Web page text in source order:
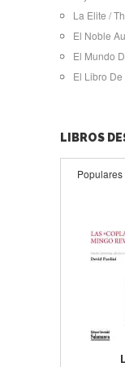
La Elite /
El Noble
El Mundo
El Libro
LIBROS
Populares